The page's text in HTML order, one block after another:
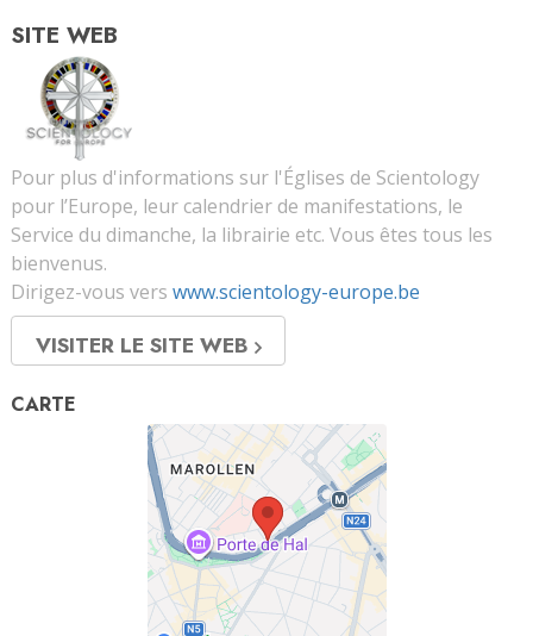
SITE WEB
Pour plus d'informations sur l'Églises de Scientology
pour l’Europe, leur calendrier de manifestations, le
Service du dimanche, la librairie etc. Vous êtes tous les
bienvenus.
Dirigez-vous vers www.scientology-europe.be
VISITER LE SITE WEB
CARTE